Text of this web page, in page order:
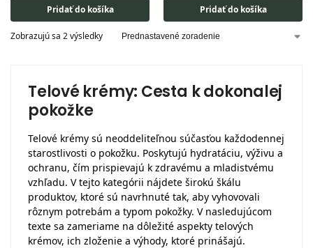
Pridať do košíka Pridať do košíka
Zobrazujú sa 2 výsledky
Telové krémy: Cesta k dokonalej
pokožke
Telové krémy sú neoddeliteľnou súčasťou každodennej
starostlivosti o pokožku. Poskytujú hydratáciu, výživu a
ochranu, čím prispievajú k zdravému a mladistvému
vzhľadu. V tejto kategórii nájdete širokú škálu
produktov, ktoré sú navrhnuté tak, aby vyhovovali
rôznym potrebám a typom pokožky. V nasledujúcom
texte sa zameriame na dôležité aspekty telových
krémov, ich zloženie a výhody, ktoré prinášajú.